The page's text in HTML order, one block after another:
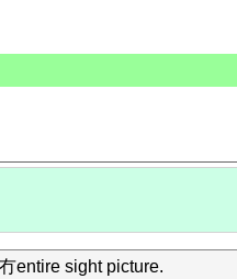
entire sight picture.